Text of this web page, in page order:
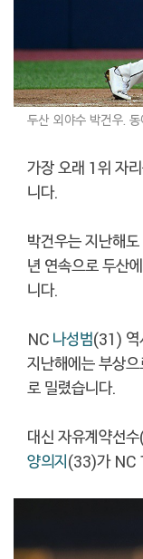
두산 외야수 박건우.
가장 오래 1위 자
니다.
박건우는 지난해
년 연속으로 두산
니다.
NC 나성범(31)
지난해에는 부상
로 밀렸습니다.
대신 자유계약선
양의지(33)가 NC